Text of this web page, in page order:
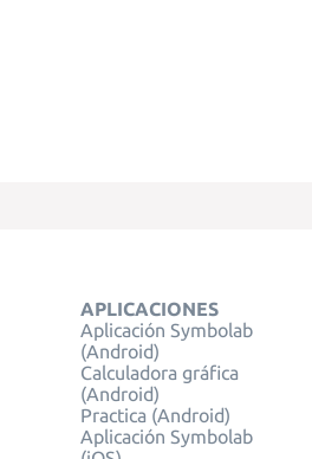
APLICACIONES
Aplicación Symbolab
(Android)
Calculadora gráfica
(Android)
Practica (Android)
Aplicación Symbolab